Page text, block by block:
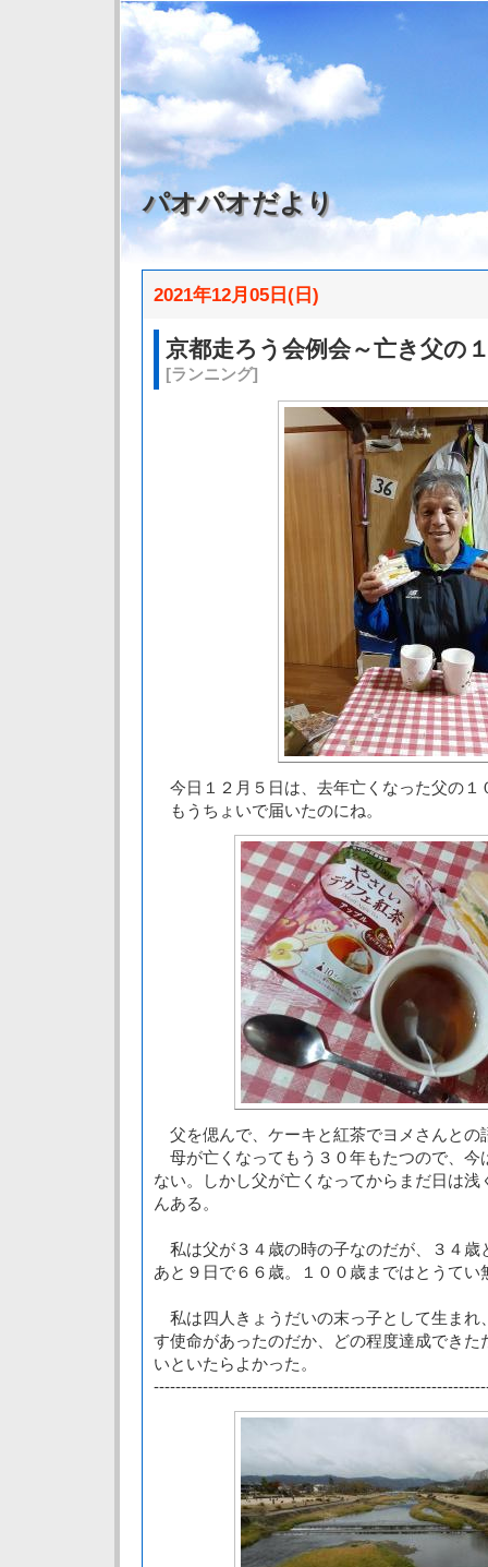
パオパオだより
2021年12月05日(日)
京都走ろう会例会～亡き父の
[ランニング]
今日１２月５日は、去年亡くなった父の１
もうちょいで届いたのにね。
父を偲んで、ケーキと紅茶でヨメさんとの
母が亡くなってもう３０年もたつので、今
ない。しかし父が亡くなってからまだ日は
んある。
私は父が３４歳の時の子なのだが、３４歳
あと９日で６６歳。１００歳まではとうてい
私は四人きょうだいの末っ子として生まれ
す使命があったのだか、どの程度達成できた
いといたらよかった。